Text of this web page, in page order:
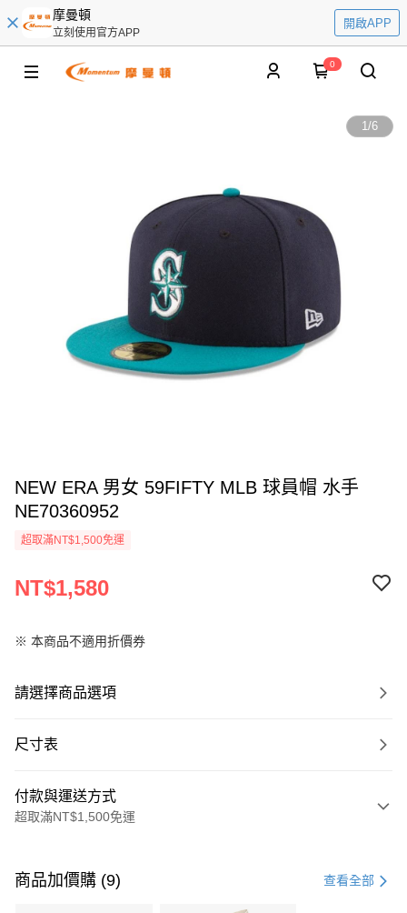
摩曼頓
立刻使用官方APP
開啟APP
0
1/6
NEW ERA 男女 59FIFTY MLB 球員帽 水手
NE70360952
超取滿NT$1,500免運
NT$1,580
※ 本商品不適用折價券
請選擇商品選項
尺寸表
付款與運送方式
超取滿NT$1,500免運
信用卡一次付款
商品加價購 (9) 查看全部